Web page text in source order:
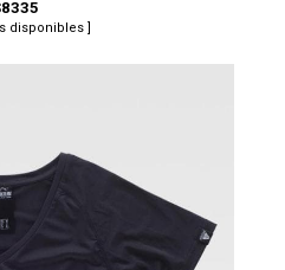
disponibles ]